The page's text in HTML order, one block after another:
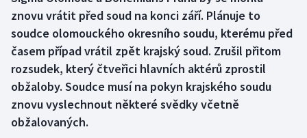
Box
Curling
Dostihy
Florbal
znovu vrátit před soud na konci září. Plánuje to
soudce olomouckého okresního soudu, kterému před
časem případ vrátil zpět krajský soud. Zrušil přitom
rozsudek, který čtveřici hlavních aktérů zprostil
obžaloby. Soudce musí na pokyn krajského soudu
znovu vyslechnout některé svědky včetně
obžalovaných.